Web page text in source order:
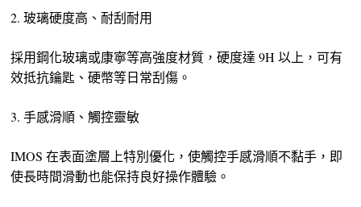
2. 玻璃硬度高、耐刮耐用
採用鋼化玻璃或康寧等高強度材質，硬度達 9H 以上，可有
效抵抗鑰匙、硬幣等日常刮傷。
3. 手感滑順、觸控靈敏
IMOS 在表面塗層上特別優化，使觸控手感滑順不黏手，即
使長時間滑動也能保持良好操作體驗。